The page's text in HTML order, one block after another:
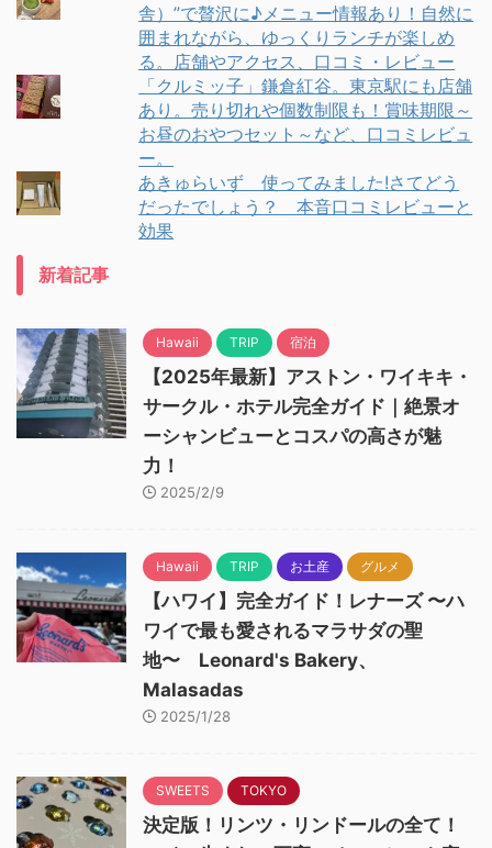
舎）”で贅沢に♪メニュー情報あり！自然に
囲まれながら、ゆっくりランチが楽しめ
る。店舗やアクセス、口コミ・レビュー
「クルミッ子」鎌倉紅谷。東京駅にも店舗
あり。売り切れや個数制限も！賞味期限～
お昼のおやつセット～など、口コミレビュ
ー。
あきゅらいず 使ってみました!さてどう
だったでしょう？ 本音口コミレビューと
効果
新着記事
Hawaii TRIP 宿泊
【2025年最新】アストン・ワイキキ・
サークル・ホテル完全ガイド｜絶景オ
ーシャンビューとコスパの高さが魅
力！
2025/2/9
Hawaii TRIP お土産 グルメ
【ハワイ】完全ガイド！レナーズ 〜ハ
ワイで最も愛されるマラサダの聖
地〜 Leonard's Bakery、
Malasadas
2025/1/28
SWEETS TOKYO
決定版！リンツ・リンドールの全て！